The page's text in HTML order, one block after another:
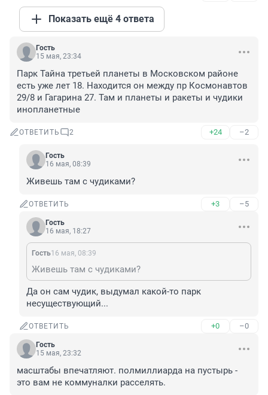
Показать ещё 4 ответа
Гость
15 мая, 23:34
Парк Тайна третьей планеты в Московском районе
есть уже лет 18. Находится он между пр Космонавтов
29/8 и Гагарина 27. Там и планеты и ракеты и чудики
инопланетные
ОТВЕТИТЬ 2 +24 –2
Гость
16 мая, 08:39
Живешь там с чудиками?
ОТВЕТИТЬ +3 –5
Гость
16 мая, 18:27
Гость16 мая, 08:39
Живешь там с чудиками?
Да он сам чудик, выдумал какой-то парк
несуществующий...
ОТВЕТИТЬ +0 –0
Гость
15 мая, 23:32
масштабы впечатляют. полмиллиарда на пустырь -
это вам не коммуналки расселять.